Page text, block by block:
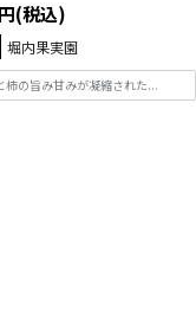
(税込)
堀内果実園
柿の旨み甘みが凝縮された...